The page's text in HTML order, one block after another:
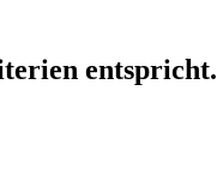
entspricht.